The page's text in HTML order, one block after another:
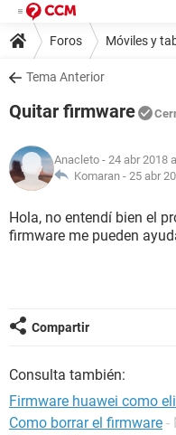
Foros Móviles y
Tema Anterior
Quitar firmware
Anacleto - 24 abr 2018
Komaran - 25 abr
Hola, no entendí bien el
firmware me pueden
Compartir
Consulta también:
Firmware huawei como
Como borrar el firmware -